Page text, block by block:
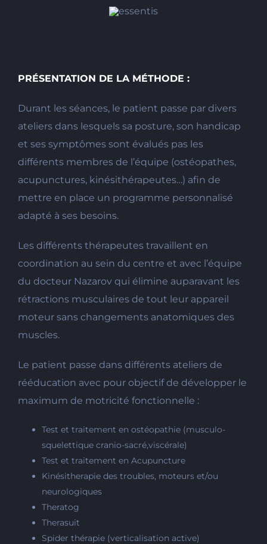
PRÉSENTATION DE LA MÉTHODE :
Durant les séances, le patient passe par divers
ateliers dans lesquels sa posture, son handicap
et ses symptômes sont évalués pas les
différents membres de l’équipe (ostéopathes,
acupunctures, kinésithérapeutes…) afin de
mettre en place un programme personnalisé
adapté à ses besoins.
Les différents thérapeutes travaillent en
coordination au sein du centre et avec l’équipe
du docteur Nazarov qui élimine auparavant les
rétractions musculaires de tout leur appareil
moteur sans changements anatomiques des
muscles.
Le patient passe dans différents ateliers de
rééducation avec pour objectif de développer le
maximum de motricité fonctionnelle :
Test et traitement en ostéopathie (musculo-
squelettique cranio-sacré,viscérale)
Test et traitement en Acupuncture
Kinésitherapie des troubles, moteurs et/ou
neurologiques
Theratog
Therasuit
Spider thérapie (verticalisation active)